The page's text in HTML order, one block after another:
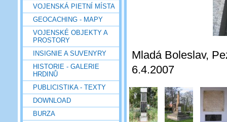
VOJENSKÁ PIETNÍ MÍSTA
GEOCACHING - MAPY
VOJENSKÉ OBJEKTY A
PROSTORY
INSIGNIE A SUVENYRY
HISTORIE - GALERIE
HRDINŮ
PUBLICISTIKA - TEXTY
DOWNLOAD
BURZA
Mladá Boleslav,
6.4.2007